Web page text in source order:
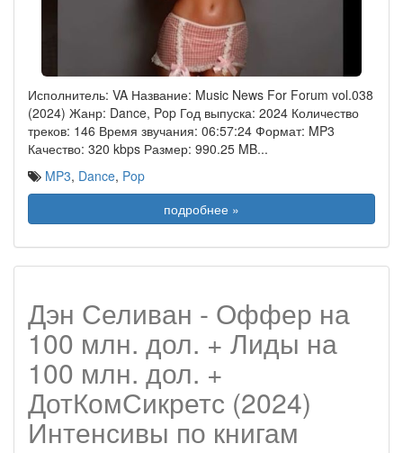
Исполнитель: VA Название: Music News For Forum vol.038
(2024) Жанр: Dance, Pop Год выпуска: 2024 Количество
треков: 146 Время звучания: 06:57:24 Формат: MP3
Качество: 320 kbps Размер: 990.25 MB...
MP3, Dance, Pop
подробнее »
Дэн Селиван - Оффер на
100 млн. дол. + Лиды на
100 млн. дол. +
ДотКомСикретс (2024)
Интенсивы по книгам